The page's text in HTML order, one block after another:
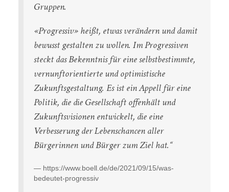
Gruppen.
«Progressiv» heißt, etwas verändern und damit
bewusst gestalten zu wollen. Im Progressiven
steckt das Bekenntnis für eine selbstbestimmte,
vernunftorientierte und optimistische
Zukunftsgestaltung. Es ist ein Appell für eine
Politik, die die Gesellschaft offenhält und
Zukunftsvisionen entwickelt, die eine
Verbesserung der Lebenschancen aller
Bürgerinnen und Bürger zum Ziel hat.“
https://www.boell.de/de/2021/09/15/was-
bedeutet-progressiv